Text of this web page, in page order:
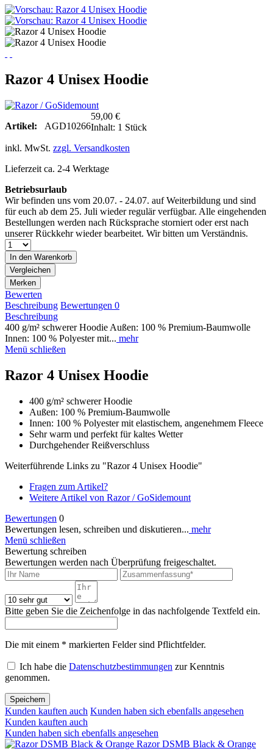
Razor 4 Unisex Hoodie
Artikel: AGD10266
59,00 €
Inhalt: 1 Stück
inkl. MwSt. zzgl. Versandkosten
Lieferzeit ca. 2-4 Werktage
Betriebsurlaub
Wir befinden uns vom 20.07. - 24.07. auf Weiterbildung und sind
für euch ab dem 25. Juli wieder regulär verfügbar. Alle eingehenden
Bestellungen werden nach Rücksprache storniert oder erst nach
unserer Rückkehr wieder bearbeitet. Wir bitten um Verständnis.
In den Warenkorb
Vergleichen
Merken
Bewerten
Beschreibung Bewertungen 0
Beschreibung
400 g/m² schwerer Hoodie Außen: 100 % Premium-Baumwolle
Innen: 100 % Polyester mit... mehr
Menü schließen
Razor 4 Unisex Hoodie
400 g/m² schwerer Hoodie
Außen: 100 % Premium-Baumwolle
Innen: 100 % Polyester mit elastischem, angenehmem Fleece
Sehr warm und perfekt für kaltes Wetter
Durchgehender Reißverschluss
Weiterführende Links zu "Razor 4 Unisex Hoodie"
Fragen zum Artikel?
Weitere Artikel von Razor / GoSidemount
Bewertungen 0
Bewertungen lesen, schreiben und diskutieren... mehr
Menü schließen
Bewertung schreiben
Bewertungen werden nach Überprüfung freigeschaltet.
Bitte geben Sie die Zeichenfolge in das nachfolgende Textfeld ein.
Die mit einem * markierten Felder sind Pflichtfelder.
Ich habe die Datenschutzbestimmungen zur Kenntnis
genommen.
Speichern
Kunden kauften auch Kunden haben sich ebenfalls angesehen
Kunden kauften auch
Kunden haben sich ebenfalls angesehen
Razor DSMB Black & Orange